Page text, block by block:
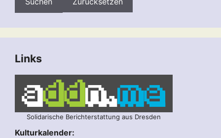
Links
Solidarische Berichterstattung aus Dresden
Kulturkalender: